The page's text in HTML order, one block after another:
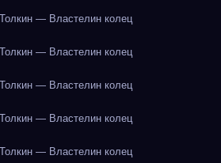
— Властелин колец
— Властелин колец
— Властелин колец
— Властелин колец
— Властелин колец